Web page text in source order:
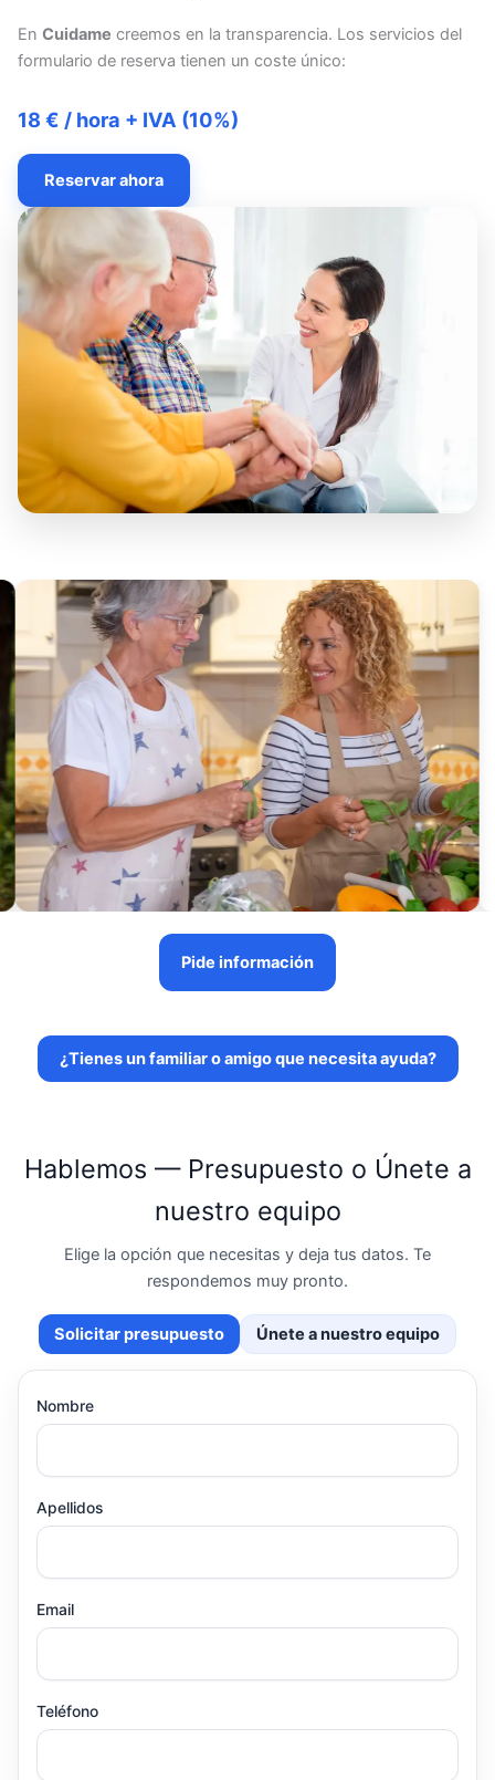
En Cuidame creemos en la transparencia. Los servicios del
formulario de reserva tienen un coste único:
18 € / hora + IVA (10%)
Reservar ahora
Pide información
¿Tienes un familiar o amigo que necesita ayuda?
Hablemos — Presupuesto o Únete a
nuestro equipo
Elige la opción que necesitas y deja tus datos. Te
respondemos muy pronto.
Solicitar presupuesto Únete a nuestro equipo
Nombre
Apellidos
Email
Teléfono